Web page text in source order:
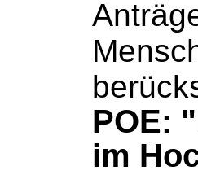
POE:
im